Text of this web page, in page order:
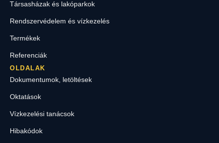
Társasházak és lakóparkok
Rendszervédelem és vízkezelés
Termékek
Referenciák
OLDALAK
Dokumentumok, letöltések
Oktatások
Vízkezelési tanácsok
Hibakódok